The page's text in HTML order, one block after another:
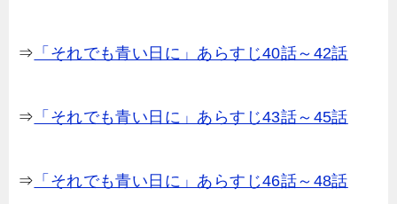
⇒ 「それでも青い日に」あらすじ40話～42話
⇒ 「それでも青い日に」あらすじ43話～45話
⇒ 「それでも青い日に」あらすじ46話～48話